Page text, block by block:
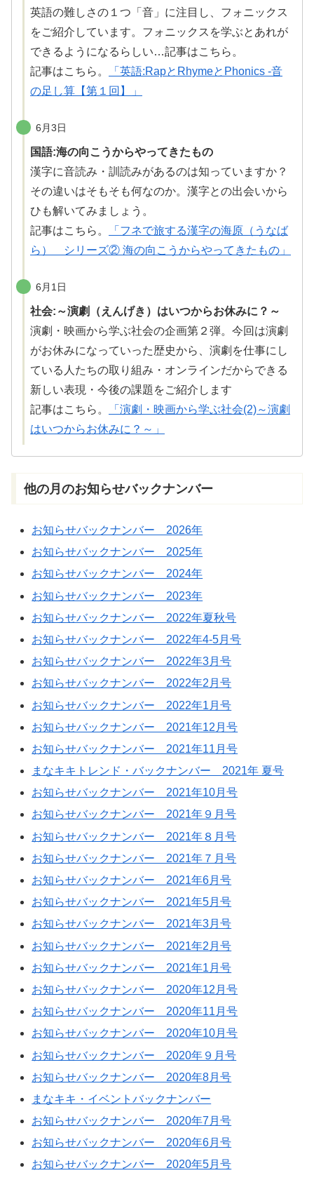
英語の難しさの１つ「音」に注目し、フォニックス
をご紹介しています。フォニックスを学ぶとあれが
できるようになるらしい…記事はこちら。
記事はこちら。
「英語:RapとRhymeとPhonics -音
の足し算【第１回】」
6月3日
国語:海の向こうからやってきたもの
漢字に音読み・訓読みがあるのは知っていますか？
その違いはそもそも何なのか。漢字との出会いから
ひも解いてみましょう。
記事はこちら。
「フネで旅する漢字の海原（うなば
ら） シリーズ② 海の向こうからやってきたもの」
6月1日
社会:～演劇（えんげき）はいつからお休みに？～
演劇 ・映画から学ぶ社会の企画第２ 弾。今回は演劇
がお休みになっていった歴史から、 演劇 を仕事にし
ている人たちの取り組み・オンラインだからできる
新しい表現・今後の課題をご紹介します
記事はこちら。
「 演劇 ・映画から学ぶ社会(2)～演劇
はいつからお休みに？～」
他の月 のお知 らせバックナンバー
お知らせバックナンバー 2026年
お知らせバックナンバー 2025年
お知らせバックナンバー 2024年
お知らせバックナンバー 2023年
お知らせバックナンバー 2022年夏秋号
お知らせバックナンバー 2022年4-5月号
お知らせバックナンバー 2022年3月号
お知らせバックナンバー 2022年2月号
お知らせバックナンバー 2022年1月号
お知らせバックナンバー 2021年12月号
お知らせバックナンバー 2021年11月号
まなキキトレンド・バックナンバー 2021年 夏号
お知らせバックナンバー 2021年10月号
お知らせバックナンバー 2021年９月号
お知らせバックナンバー 2021年８月号
お知らせバックナンバー 2021年７月号
お知らせバックナンバー 2021年6月号
お知らせバックナンバー 2021年5月号
お知らせバックナンバー 2021年3月号
お知らせバックナンバー 2021年2月号
お知らせバックナンバー 2021年1月号
お知らせバックナンバー 2020年12月号
お知らせバックナンバー 2020年11月号
お知らせバックナンバー 2020年10月号
お知らせバックナンバー 2020年９月号
お知らせバックナンバー 2020年8月号
まなキキ・イベントバックナンバー
お知らせバックナンバー 2020年7月号
お知らせバックナンバー 2020年6月号
お知らせバックナンバー 2020年5月号